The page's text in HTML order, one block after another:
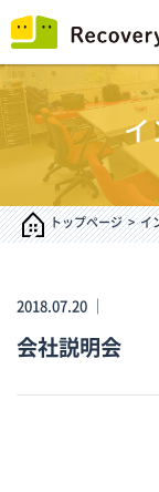
トップページ
会社情報
サービス・事業
インフォメーショ
イ
トップページ イ
2018.07.20 ｜
会社説明会